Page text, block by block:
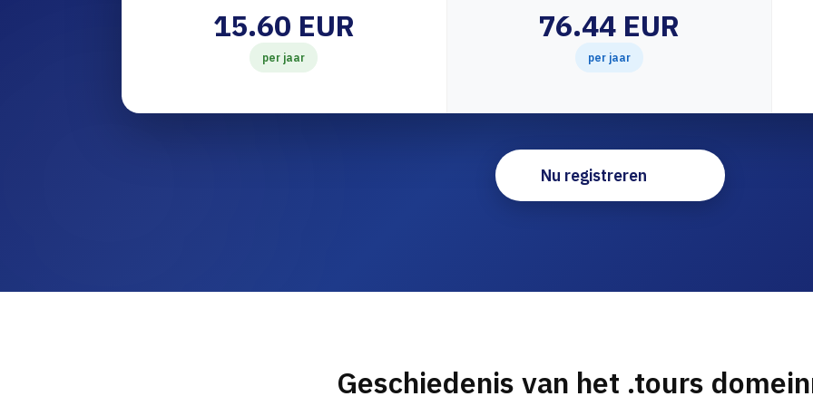
15.60 EUR
per jaar
76.44 EUR
per jaar
Nu registreren
Geschiedenis van het .tours